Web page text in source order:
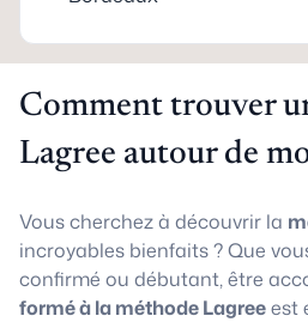
Comment trouver
Lagree autour de
Vous cherchez à découvrir la
incroyables bienfaits ? Que
confirmé ou débutant, être
formé à la méthode Lagreeest